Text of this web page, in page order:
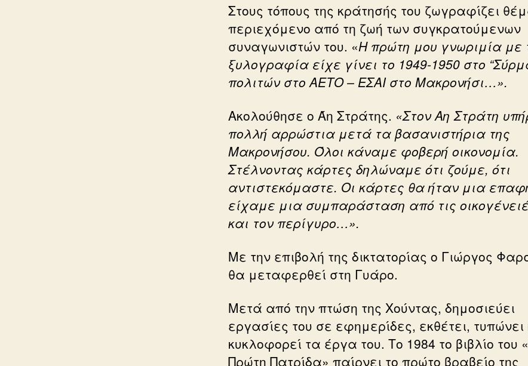
Στους τόπους της κράτησής του ζωγραφίζει
περιεχόμενο από τη ζωή των συγκρατούμενων
συναγωνιστών του. «Η πρώτη μου γνωριμία με
ξυλογραφία είχε γίνει το 1949-1950 στο
πολιτών στο ΑΕΤΟ – ΕΣΑΙ στο Μακρονήσι…».
Ακολούθησε ο Άη Στράτης. «Στον Αη Στράτη
πολλή αρρώστια μετά τα βασανιστήρια της
Μακρονήσου. Όλοι κάναμε φοβερή οικονομία.
Στέλνοντας κάρτες δηλώναμε ότι ζούμε, ότι
αντιστεκόμαστε. Οι κάρτες θα ήταν μια
είχαμε μια συμπαράσταση από τις
και τον περίγυρο…».
Με την επιβολή της δικτατορίας ο Γιώργος
θα μεταφερθεί στη Γυάρο.
Μετά από την πτώση της Χούντας, δημοσιεύει
εργασίες του σε εφημερίδες, εκθέτει, τυπώνει
κυκλοφορεί τα έργα του. Το 1984 το βιβλίο του
Πρώτη Πατρίδα» παίρνει το πρώτο βραβείο της